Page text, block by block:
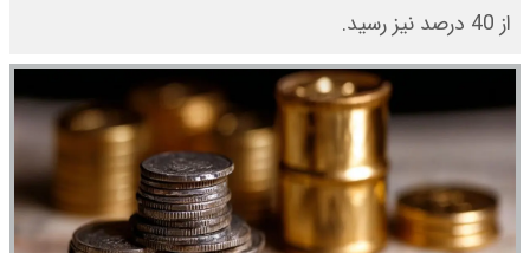
از 40 درصد نیز رسید.